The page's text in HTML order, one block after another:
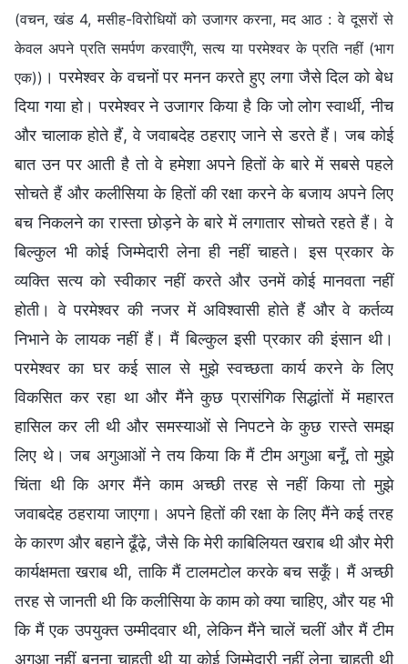
(वचन, खंड 4, मसीह-विरोधियों को उजागर करना, मद आठ : वे दूसरों से
केवल अपने प्रति समर्पण करवाएँगे, सत्य या परमेश्वर के प्रति नहीं (भाग
एक)) । परमेश्वर के वचनों पर मनन करते हुए लगा जैसे दिल को बेध
दिया गया हो। परमेश्वर ने उजागर किया है कि जो लोग स्वार्थी, नीच
और चालाक होते हैं, वे जवाबदेह ठहराए जाने से डरते हैं। जब कोई
बात उन पर आती है तो वे हमेशा अपने हितों के बारे में सबसे पहले
सोचते हैं और कलीसिया के हितों की रक्षा करने के बजाय अपने लिए
बच निकलने का रास्ता छोड़ने के बारे में लगातार सोचते रहते हैं। वे
बिल्कुल भी कोई जिम्मेदारी लेना ही नहीं चाहते। इस प्रकार के
व्यक्ति सत्य को स्वीकार नहीं करते और उनमें कोई मानवता नहीं
होती। वे परमेश्वर की नजर में अविश्वासी होते हैं और वे कर्तव्य
निभाने के लायक नहीं हैं। मैं बिल्कुल इसी प्रकार की इंसान थी।
परमेश्वर का घर कई साल से मुझे स्वच्छता कार्य करने के लिए
विकसित कर रहा था और मैंने कुछ प्रासंगिक सिद्धांतों में महारत
हासिल कर ली थी और समस्याओं से निपटने के कुछ रास्ते समझ
लिए थे। जब अगुआओं ने तय किया कि मैं टीम अगुआ बनूँ, तो मुझे
चिंता थी कि अगर मैंने काम अच्छी तरह से नहीं किया तो मुझे
जवाबदेह ठहराया जाएगा। अपने हितों की रक्षा के लिए मैंने कई तरह
के कारण और बहाने ढूँढ़े, जैसे कि मेरी काबिलियत खराब थी और मेरी
कार्यक्षमता खराब थी, ताकि मैं टालमटोल करके बच सकूँ। मैं अच्छी
तरह से जानती थी कि कलीसिया के काम को क्या चाहिए, और यह भी
कि मैं एक उपयुक्त उम्मीदवार थी, लेकिन मैंने चालें चलीं और मैं टीम
अगुआ नहीं बनना चाहती थी या कोई जिम्मेदारी नहीं लेना चाहती थी